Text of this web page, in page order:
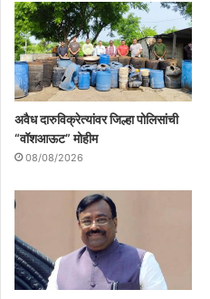
अवैध दारुविक्रेत्यांवर जिल्हा पोलिसांची
“वॉशआऊट” मोहीम
08/08/2026